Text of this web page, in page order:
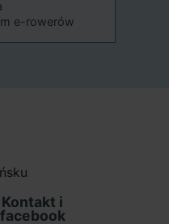
e-rowerów
Kontakt i
facebook